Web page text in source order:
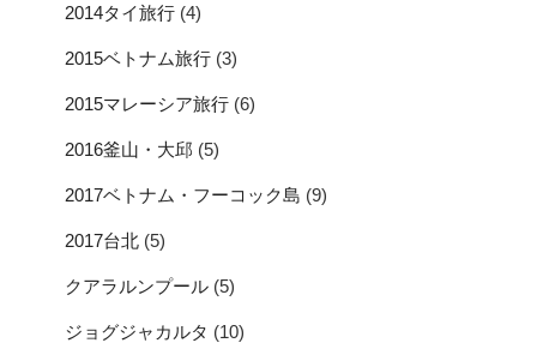
2014タイ旅行 (4)
2015ベトナム旅行 (3)
2015マレーシア旅行 (6)
2016釜山・大邱 (5)
2017ベトナム・フーコック島 (9)
2017台北 (5)
クアラルンプール (5)
ジョグジャカルタ (10)